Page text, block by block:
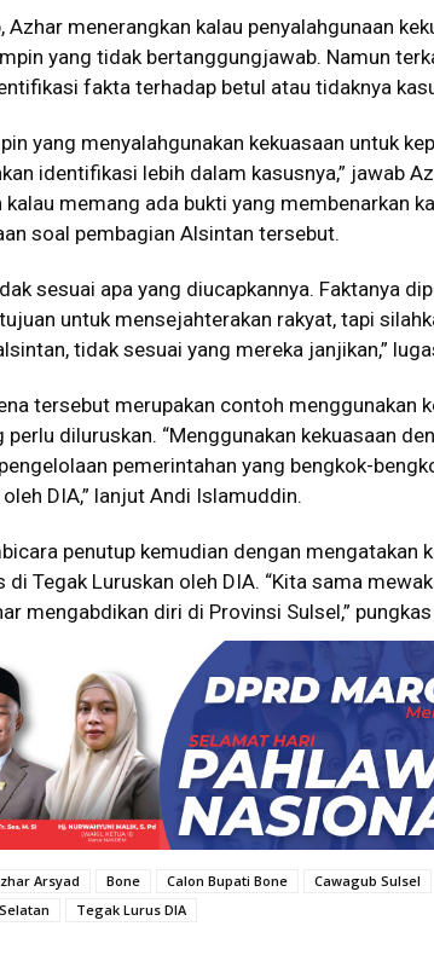
menerangkan kalau penyalahgunaan
yang tidak bertanggungjawab. Namun
fakta terhadap betul atau tidaknya
yang menyalahgunakan kekuasaan untuk
identifikasi lebih dalam kasusnya,” jawab
memang ada bukti yang membenarkan
soal pembagian Alsintan tersebut.
sesuai apa yang diucapkannya. Faktanya
untuk mensejahterakan rakyat, tapi
tidak sesuai yang mereka janjikan,”
tersebut merupakan contoh menggunakan
diluruskan. “Menggunakan kekuasaan
pemerintahan yang bengkok-
DIA,” lanjut Andi Islamuddin.
penutup kemudian dengan mengatakan
di Tegak Luruskan oleh DIA. “Kita sama
mengabdikan diri di Provinsi Sulsel,”
Arsyad Bone Calon Bupati Bone Cawagub Sulsel
Tegak Lurus DIA